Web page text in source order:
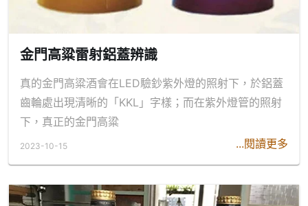
金門高粱雷射鋁蓋辨識
真的金門高粱酒會在LED驗鈔紫外燈的照射下，於鋁蓋
齒輪處出現清晰的「KKL」字樣；而在紫外燈管的照射
下，真正的金門高粱
...閱讀更多
2023-10-15